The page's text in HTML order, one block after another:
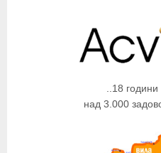
..18
над 3.000